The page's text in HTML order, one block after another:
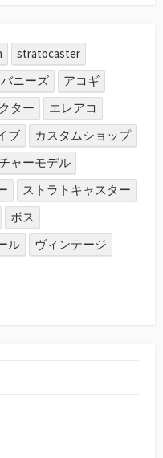
stratocaster
ニーズ
アコギ
ター
エレアコ
ブ
カスタムショップ
ャーモデル
ストラトキャスター
ボス
ル
ヴィンテージ